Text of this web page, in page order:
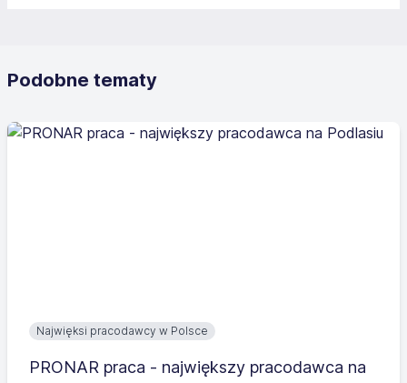
Podobne tematy
Najwięksi pracodawcy w Polsce
PRONAR praca - największy pracodawca na